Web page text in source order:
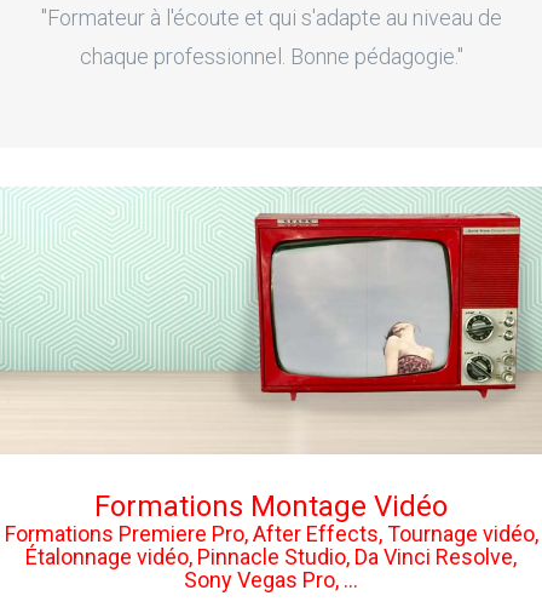
"Formateur à l'écoute et qui s'adapte au niveau de
chaque professionnel. Bonne pédagogie."
Formations Montage Vidéo
Formations Premiere Pro, After Effects, Tournage vidéo,
Étalonnage vidéo, Pinnacle Studio, Da Vinci Resolve,
Sony Vegas Pro, ...